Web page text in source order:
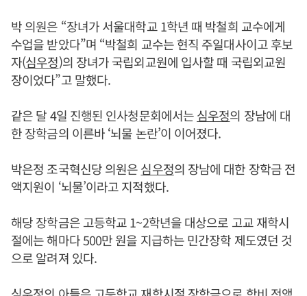
박 의원은 “장녀가 서울대학교 1학년 때 박철희 교수에게
수업을 받았다”며 “박철희 교수는 현직 주일대사이고 후보
자(심우정)의 장녀가 국립외교원에 입사할 때 국립외교원
장이었다”고 말했다.
같은 달 4일 진행된 인사청문회에서는심우정의 장남에 대
한 장학금의 이른바 ‘뇌물 논란’이 이어졌다.
박은정 조국혁신당 의원은심우정의 장남에 대한 장학금 전
액지원이 ‘뇌물’이라고 지적했다.
해당 장학금은 고등학교 1~2학년을 대상으로 고교 재학시
절에는 해마다 500만 원을 지급하는 민간장학 제도였던 것
으로 알려져 있다.